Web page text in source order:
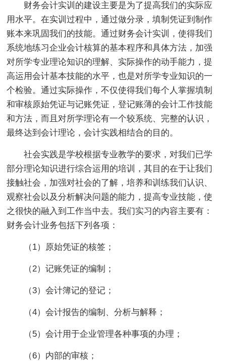
财务会计实训的建设主要是为了提高我们的实际应
用水平。在实训过程中，通过做分录，填制凭证到制作
账本来巩固我们的技能。通过财务会计实训，使得我们
系统地练习企业会计核算的基本程序和具体方法，加强
对所学专业理论知识的理解、实际操作的动手能力，提
高运用会计基本技能的水平，也是对所学专业知识的一
个检验。通过实际操作，不仅使得我们每个人掌握填制
和审核原始凭证与记账凭证，登记账薄的会计工作技能
和方法，而且对所学理论有一个较系统、完整的认识，
最终达到会计理论，会计实践相结合的目的。
社会实践是学校根据专业教学的要求，对我们已学
部分理论知识进行综合运用的培训，其目的在于让我们
接触社会，加强对社会的了解，培养和训练我们认识、
观察社会以及分析解决问题的能力，提高专业技能，使
之很快的融入到工作当中去。我们实习的内容主要有：
财务会计业务包括下列各项：
（1）原始凭证的核签；
（2）记账凭证的编制；
（3）会计簿记的登记；
（4）会计报告的编制、分析与解释；
（5）会计用于企业管理各种事项的办理；
（6）内部的审核；